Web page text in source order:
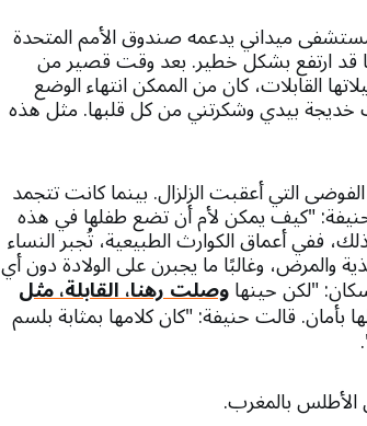
ميداني يدعمه صندوق الأمم المتحدة
ارتفع بشكل خطير. بعد وقت قصير من
القابلات، كان من الممكن انتهاء الوضع
خديجة بيدي وشكرتني من كل قلبها. مثل هذه
التي أعقبت الزلزال. بينما كانت تتجمد
"كيف يمكن لأم أن تضع طفلها في هذه
ففي أعماق الكوارث الطبيعية، تُجبر النساء
وغالبًا ما يجبرن على الولادة دون أي
"لكن حينهاوصلت رهنا، القابلة، مثل
بأمان. قالت حنيفة: "كان كلامها بمثابة بلسم
بالمغرب.